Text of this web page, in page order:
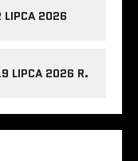
LIPCA 2026
LIPCA 2026 R.